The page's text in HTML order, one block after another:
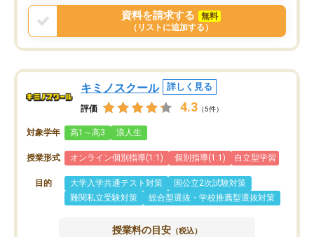
戻せ、授業内容や講師の方は良かった
と思います。
資料を請求する
無料
（リストに追加する）
キミノスクール 詳しく見る
評価 4.3 （5件）
対象学年 高1～高3 浪人生
授業形式 オンライン個別指導(1:1) 個別指導(1:1) 自立型学習
目的 大学入学共通テスト対策
国公立2次試験対策
難関私立受験対策
総合型選抜・学校推薦型選抜対策
授業料の目安 （税込）